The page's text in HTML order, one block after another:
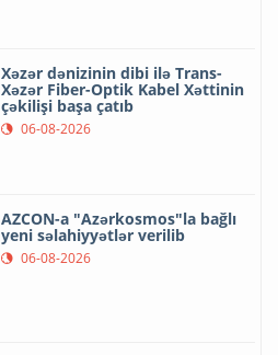
Xəzər dənizinin dibi ilə Trans-
Xəzər Fiber-Optik Kabel Xəttinin
çəkilişi başa çatıb
06-08-2026
AZCON-a "Azərkosmos"la bağlı
yeni səlahiyyətlər verilib
06-08-2026